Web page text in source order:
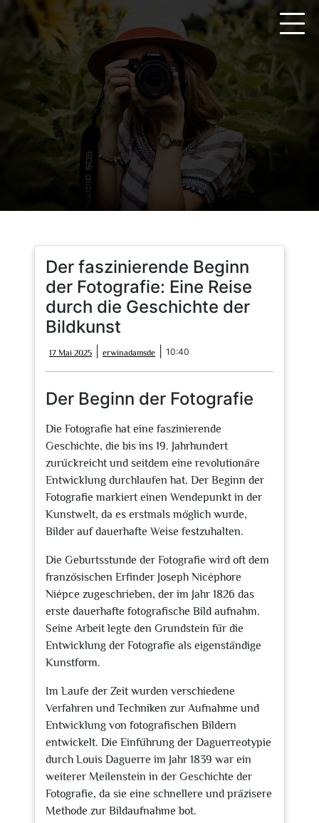
springen
Der faszinierende Beginn
der Fotografie: Eine Reise
durch die Geschichte der
Bildkunst
17 Mai 2025
Mai
2025
erwinadamsde erwinadamsde
10:40
Der Beginn der Fotografie
Die Fotografie hat eine faszinierende
Geschichte, die bis ins 19. Jahrhundert
zurückreicht und seitdem eine revolutionäre
Entwicklung durchlaufen hat. Der Beginn der
Fotografie markiert einen Wendepunkt in der
Kunstwelt, da es erstmals möglich wurde,
Bilder auf dauerhafte Weise festzuhalten.
Die Geburtsstunde der Fotografie wird oft dem
französischen Erfinder Joseph Nicéphore
Niépce zugeschrieben, der im Jahr 1826 das
erste dauerhafte fotografische Bild aufnahm.
Seine Arbeit legte den Grundstein für die
Entwicklung der Fotografie als eigenständige
Kunstform.
Im Laufe der Zeit wurden verschiedene
Verfahren und Techniken zur Aufnahme und
Entwicklung von fotografischen Bildern
entwickelt. Die Einführung der Daguerreotypie
durch Louis Daguerre im Jahr 1839 war ein
weiterer Meilenstein in der Geschichte der
Fotografie, da sie eine schnellere und präzisere
Methode zur Bildaufnahme bot.